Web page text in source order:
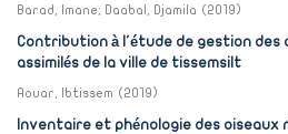
Barad, Imane; Daabal, Djamila (2019)
Contribution à l'étude de gestion des
assimilés de la ville de tissemsilt
Aouar, Ibtissem (2019)
Inventaire et phénologie des oiseaux